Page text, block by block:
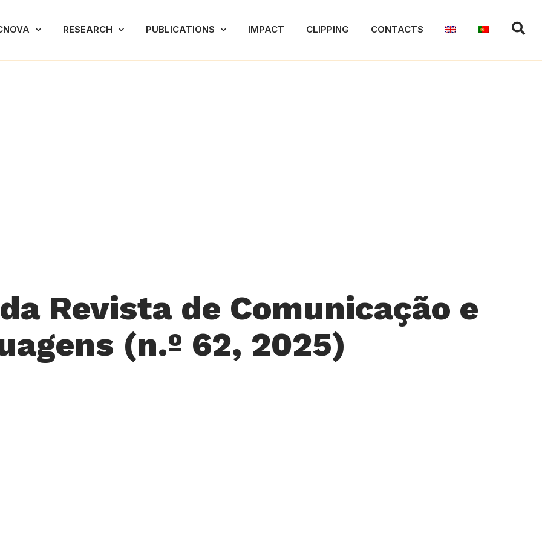
RESEARCH PUBLICATIONS IMPACT CLIPPING CONTACTS
Revista de Comunicação e
(n.º 62, 2025)